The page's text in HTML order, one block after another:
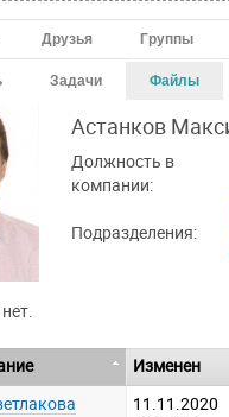
Друзья Группы
Задачи Файлы
Астанков
Должность в
компании:
Подразделения:
Изменен
11.11.2020